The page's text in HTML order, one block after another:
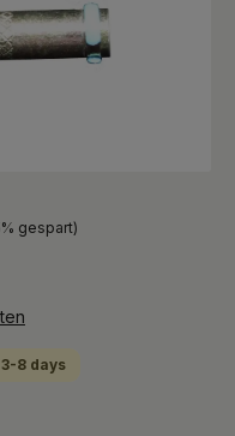
gespart)
8 days